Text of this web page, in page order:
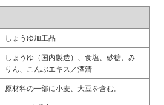
しょうゆ加工品
しょうゆ（国内製造）、食塩、砂糖、み
りん、こんぶエキス／酒清
原材料の一部に小麦、大豆を含む。